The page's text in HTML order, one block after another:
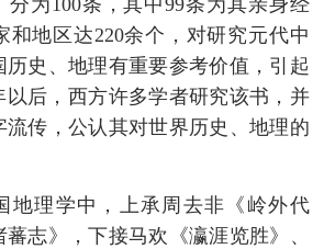
分为100条，其中99条为其亲身经
和地区达220余个，对研究元代中
史、地理有重要参考价值，引起
以后，西方许多学者研究该书，并
流传，公认其对世界历史、地理的
地理学中，上承周去非《岭外代
志》，下接马欢《瀛涯览胜》、